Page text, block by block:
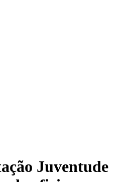
Juventude